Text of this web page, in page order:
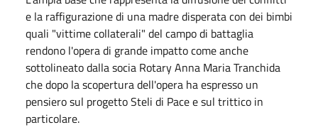
e la raffigurazione di una madre disperata con dei bimbi
quali "vittime collaterali" del campo di battaglia
rendono l'opera di grande impatto come anche
sottolineato dalla socia Rotary Anna Maria Tranchida
che dopo la scopertura dell'opera ha espresso un
pensiero sul progetto Steli di Pace e sul trittico in
particolare.